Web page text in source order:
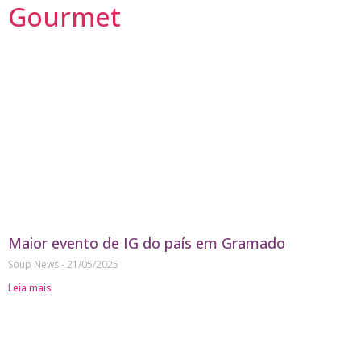
Gourmet
Maior evento de IG do país em Gramado
Soup News 21/05/2025
Leia mais